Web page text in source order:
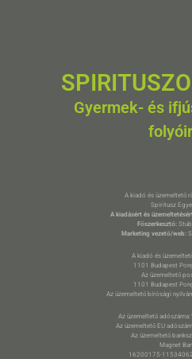
Gyermek- és
A kiadó és üzemeltető
Spiritusz
A kiadásért és
Főszerkesztő:
Marketing vezető/web:
A kiadó és
1101 Budapest
Az üzemeltető
1101 Budapest
Az üzemeltető bírósági
Az üzemeltető
Az üzemeltető EU
Az üzemeltető
Magnet
16200175-